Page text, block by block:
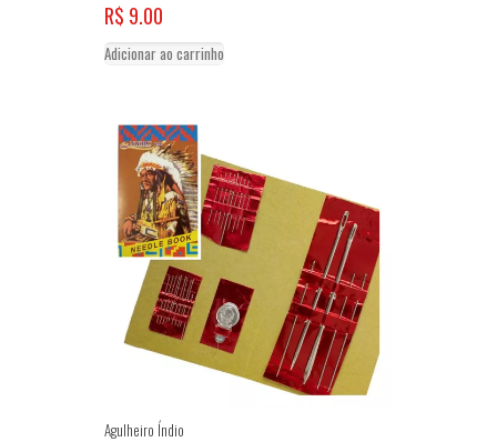
R$ 9.00
Adicionar ao carrinho
Agulheiro Índio